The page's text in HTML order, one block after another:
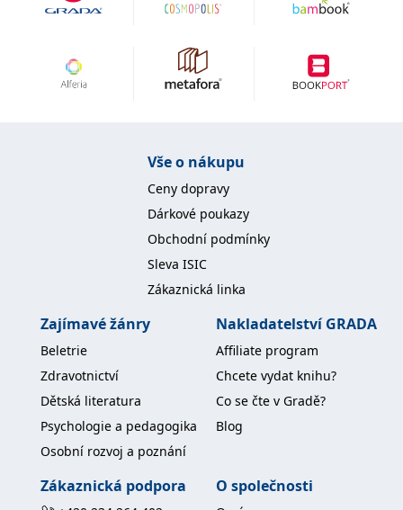
Vše o nákupu
Ceny dopravy
Dárkové poukazy
Obchodní podmínky
Sleva ISIC
Zákaznická linka
Zajímavé žánry
Beletrie
Zdravotnictví
Dětská literatura
Psychologie a pedagogika
Osobní rozvoj a poznání
Nakladatelství GRADA
Affiliate program
Chcete vydat knihu?
Co se čte v Gradě?
Blog
Zákaznická podpora O společnosti